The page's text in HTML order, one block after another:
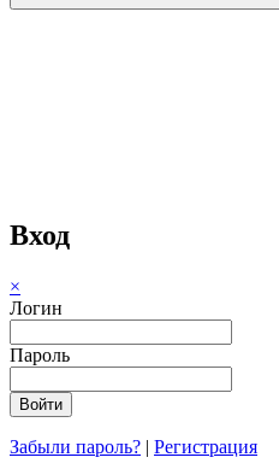
Вход
×
Логин
Пароль
Забыли пароль? | Регистрация